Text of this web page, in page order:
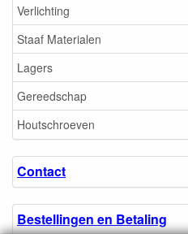
Verlichting
Staaf Materialen
Lagers
Gereedschap
Houtschroeven
Contact
Bestellingen en Betaling